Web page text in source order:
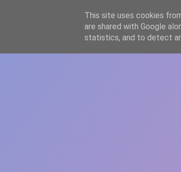
WWW.GAZISTI.RO
This site uses cookies
are shared with Google
statistics, and to detect